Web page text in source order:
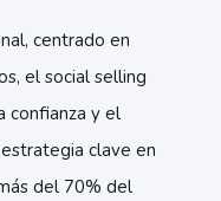
centrado en
el social selling
confianza y el
clave en
del 70% del